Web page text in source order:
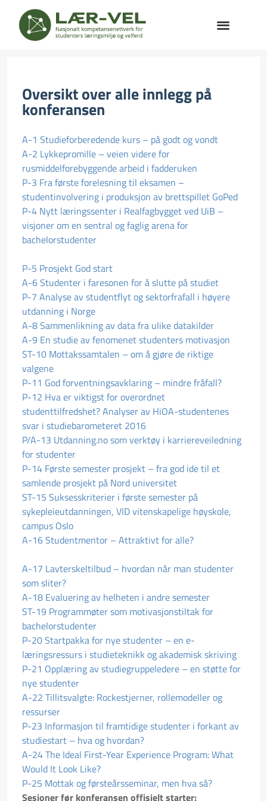
Oversikt over alle innlegg på
konferansen
A-1 Studieforberedende kurs – på godt og vondt
A-2 Lykkepromille – veien videre for
rusmiddelforebyggende arbeid i fadderuken
P-3 Fra første forelesning til eksamen –
studentinvolvering i produksjon av brettspillet GoPed
P-4 Nytt læringssenter i Realfagbygget ved UiB –
visjoner om en sentral og faglig arena for
bachelorstudenter
P-5 Prosjekt God start
A-6 Studenter i faresonen for å slutte på studiet
P-7 Analyse av studentflyt og sektorfrafall i høyere
utdanning i Norge
A-8 Sammenlikning av data fra ulike datakilder
A-9 En studie av fenomenet studenters motivasjon
ST-10 Mottakssamtalen – om å gjøre de riktige
valgene
P-11 God forventningsavklaring – mindre fråfall?
P-12 Hva er viktigst for overordnet
studenttilfredshet? Analyser av HiOA-studentenes
svar i studiebarometeret 2016
P/A-13 Utdanning.no som verktøy i karriereveiledning
for studenter
P-14 Første semester prosjekt – fra god ide til et
samlende prosjekt på Nord universitet
ST-15 Suksesskriterier i første semester på
sykepleieutdanningen, VID vitenskapelige høyskole,
campus Oslo
A-16 Studentmentor – Attraktivt for alle?
A-17 Lavterskeltilbud – hvordan når man studenter
som sliter?
A-18 Evaluering av helheten i andre semester
ST-19 Programmøter som motivasjonstiltak for
bachelorstudenter
P-20 Startpakka for nye studenter – en e-
læringsressurs i studieteknikk og akademisk skriving
P-21 Opplæring av studiegruppeledere – en støtte for
nye studenter
A-22 Tillitsvalgte: Rockestjerner, rollemodeller og
ressurser
P-23 Informasjon til framtidige studenter i forkant av
studiestart – hva og hvordan?
A-24 The Ideal First-Year Experience Program: What
Would It Look Like?
P-25 Mottak og førsteårsseminar, men hva så?
Sesjoner før konferansen offisielt starter: